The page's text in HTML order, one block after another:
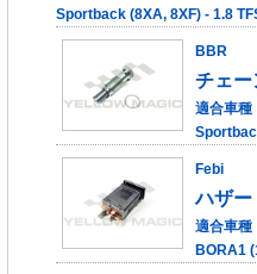
Sportback (8XA, 8XF) - 1.8
BBR
チェー
適合車種
Febi
ハザー
適合車種
BORA1